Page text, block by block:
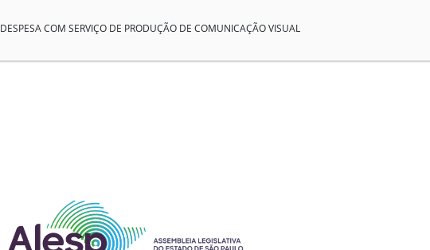
DESPESA COM SERVIÇO DE PRODUÇÃO DE COMUNICAÇÃO VISUAL